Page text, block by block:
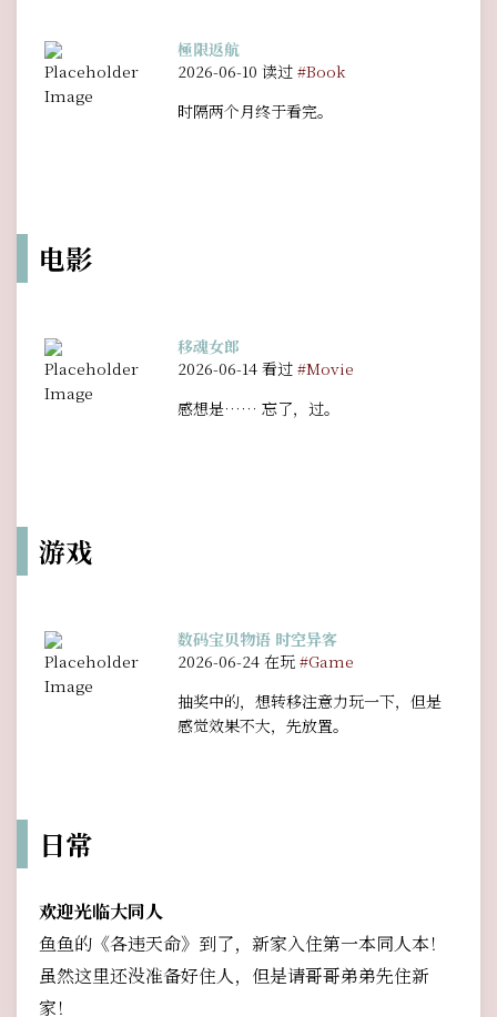
極限返航
2026-06-10 读过 #Book
时隔两个月终于看完。
电影
移魂女郎
2026-06-14 看过 #Movie
感想是…… 忘了，过。
游戏
数码宝贝物语 时空异客
2026-06-24 在玩 #Game
抽奖中的，想转移注意力玩一下，但是
感觉效果不大，先放置。
日常
欢迎光临大同人
鱼鱼的《各违天命》到了，新家入住第一本同人本！
虽然这里还没准备好住人，但是请哥哥弟弟先住新
家！